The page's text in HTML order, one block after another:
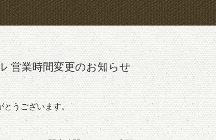
営業時間変更のお知らせ
うございます。